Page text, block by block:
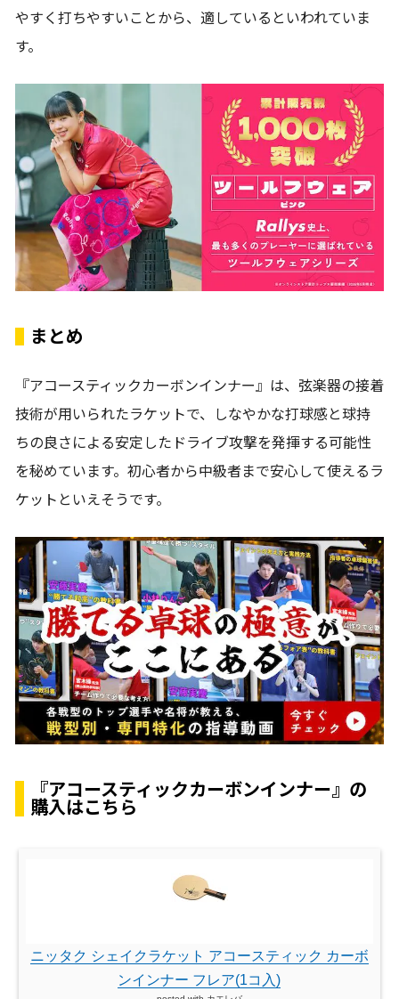
やすく打ちやすいことから、適しているといわれていま
す。
まとめ
『アコースティックカーボンインナー』は、弦楽器の接着
技術が用いられたラケットで、しなやかな打球感と球持
ちの良さによる安定したドライブ攻撃を発揮する可能性
を秘めています。初心者から中級者まで安心して使えるラ
ケットといえそうです。
『アコースティックカーボンインナー』の
購入はこちら
ニッタク シェイクラケット アコースティック カーボ
ンインナー フレア(1コ入)